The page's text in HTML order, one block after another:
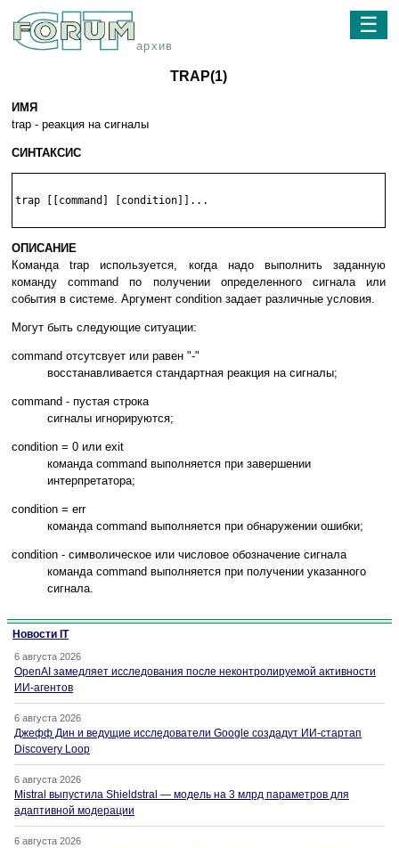
архив
☰
TRAP(1)
ИМЯ
trap - реакция на сигналы
СИНТАКСИС
trap [[command] [condition]]...
ОПИСАНИЕ
Команда trap используется, когда надо выполнить заданную
команду command по получении определенного сигнала или
события в системе. Аргумент condition задает различные условия.
Могут быть следующие ситуации:
command отсутсвует или равен "-"
восстанавливается стандартная реакция на сигналы;
command - пустая строка
сигналы игнорируются;
condition = 0 или exit
команда command выполняется при завершении
интерпретатора;
condition = err
команда command выполняется при обнаружении ошибки;
condition - символическое или числовое обозначение сигнала
команда command выполняется при получении указанного
сигнала.
Новости IT
6 августа 2026
OpenAI замедляет исследования после неконтролируемой активности
ИИ-агентов
6 августа 2026
Джефф Дин и ведущие исследователи Google создадут ИИ-стартап
Discovery Loop
6 августа 2026
Mistral выпустила Shieldstral — модель на 3 млрд параметров для
адаптивной модерации
6 августа 2026